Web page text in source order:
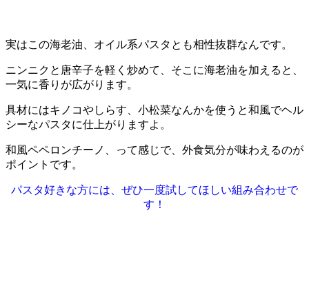
実はこの海老油、オイル系パスタとも相性抜群なんです。
ニンニクと唐辛子を軽く炒めて、そこに海老油を加えると、
一気に香りが広がります。
具材にはキノコやしらす、小松菜なんかを使うと和風でヘル
シーなパスタに仕上がりますよ。
和風ペペロンチーノ、って感じで、外食気分が味わえるのが
ポイントです。
パスタ好きな方には、ぜひ一度試してほしい組み合わせで
す！